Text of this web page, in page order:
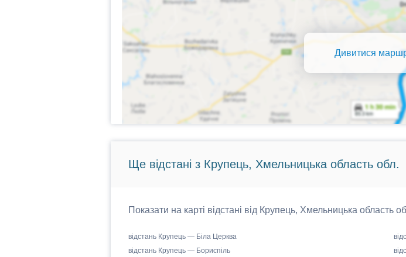
Дивитися
Ще відстані з Крупець, Хмельницька область обл.
Показати на карті відстані від Крупець, Хмельницька область
відстань Крупець — Біла Церква
відстань Крупець — Бориспіль